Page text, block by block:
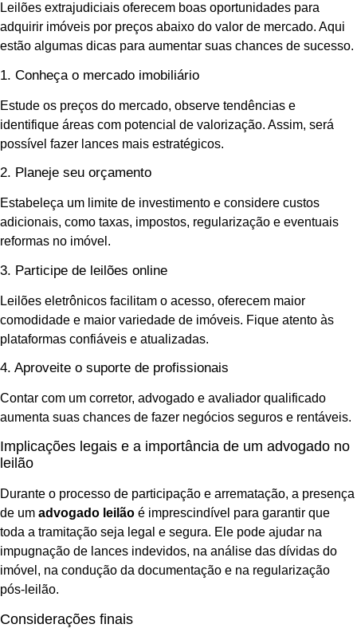
Leilões extrajudiciais oferecem boas oportunidades para
adquirir imóveis por preços abaixo do valor de mercado. Aqui
estão algumas dicas para aumentar suas chances de sucesso.
1. Conheça o mercado imobiliário
Estude os preços do mercado, observe tendências e
identifique áreas com potencial de valorização. Assim, será
possível fazer lances mais estratégicos.
2. Planeje seu orçamento
Estabeleça um limite de investimento e considere custos
adicionais, como taxas, impostos, regularização e eventuais
reformas no imóvel.
3. Participe de leilões online
Leilões eletrônicos facilitam o acesso, oferecem maior
comodidade e maior variedade de imóveis. Fique atento às
plataformas confiáveis e atualizadas.
4. Aproveite o suporte de profissionais
Contar com um corretor, advogado e avaliador qualificado
aumenta suas chances de fazer negócios seguros e rentáveis.
Implicações legais e a importância de um advogado no
leilão
Durante o processo de participação e arrematação, a presença
de um advogado leilão é imprescindível para garantir que
toda a tramitação seja legal e segura. Ele pode ajudar na
impugnação de lances indevidos, na análise das dívidas do
imóvel, na condução da documentação e na regularização
pós-leilão.
Considerações finais